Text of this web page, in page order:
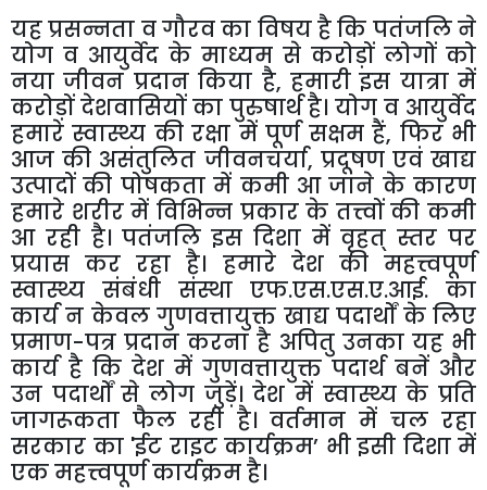
यहप्रसन्नता व गौरव का विषय है कि पतंजलि ने
योग व आयुर्वेद के माध्यम से करोड़ों लोगों को
नया जीवन प्रदान किया है, हमारी इस यात्रा में
करोड़ों देशवासियों का पुरुषार्थ है। योग व आयुर्वेद
हमारे स्वास्थ्य की रक्षा में पूर्ण सक्षम हैं, फिर भी
आज की असंतुलित जीवनचर्या, प्रदूषण एवं खाद्य
उत्पादों की पोषकता में कमी आ जाने के कारण
हमारे शरीर में विभिन्न प्रकार के तत्त्वों की कमी
आ रही है। पतंजलि इस दिशा में वृहत् स्तर पर
प्रयास कर रहा है। हमारे देश की महत्त्वपूर्ण
स्वास्थ्य संबंधी संस्था एफ.एस.एस.ए.आई. का
कार्य न केवल गुणवत्तायुक्त खाद्य पदार्थों के लिए
प्रमाण-पत्र प्रदान करना है अपितु उनका यह भी
कार्य है कि देश में गुणवत्तायुक्त पदार्थ बनें और
उन पदार्थों से लोग जुड़ें। देश में स्वास्थ्य के प्रति
जागरूकता फैल रही है। वर्तमान में चल रहा
सरकार का 'ईट राइट कार्यक्रम’ भी इसी दिशा में
एक महत्त्वपूर्ण कार्यक्रम है।